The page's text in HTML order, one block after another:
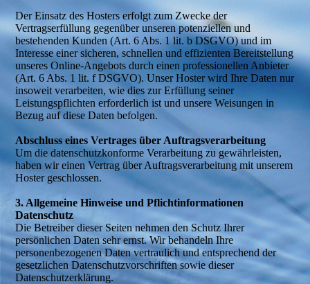
Der Einsatz des Hosters erfolgt zum Zwecke der
Vertragserfüllung gegenüber unseren potenziellen und
bestehenden Kunden (Art. 6 Abs. 1 lit. b DSGVO) und im
Interesse einer sicheren, schnellen und effizienten Bereitstellung
unseres Online-Angebots durch einen professionellen Anbieter
(Art. 6 Abs. 1 lit. f DSGVO). Unser Hoster wird Ihre Daten nur
insoweit verarbeiten, wie dies zur Erfüllung seiner
Leistungspflichten erforderlich ist und unsere Weisungen in
Bezug auf diese Daten befolgen.
Abschluss eines Vertrages über Auftragsverarbeitung
Um die datenschutzkonforme Verarbeitung zu gewährleisten,
haben wir einen Vertrag über Auftragsverarbeitung mit unserem
Hoster geschlossen.
3. Allgemeine Hinweise und Pflichtinformationen
Datenschutz
Die Betreiber dieser Seiten nehmen den Schutz Ihrer
persönlichen Daten sehr ernst. Wir behandeln Ihre
personenbezogenen Daten vertraulich und entsprechend der
gesetzlichen Datenschutzvorschriften sowie dieser
Datenschutzerklärung.